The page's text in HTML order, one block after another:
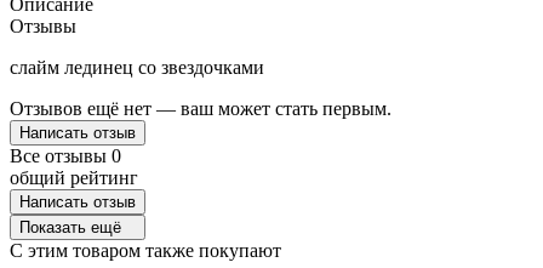
Отзывы
слайм лединец со звездочками
Отзывов ещё нет — ваш может стать первым.
Написать отзыв
Все отзывы 0
общий рейтинг
Написать отзыв
Показать ещё
C этим товаром также покупают